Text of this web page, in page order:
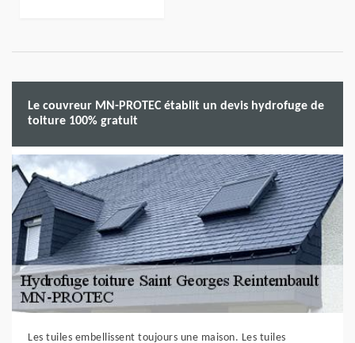
Le couvreur MN-PROTEC établit un devis hydrofuge de
toiture 100% gratuit
Les tuiles embellissent toujours une maison. Les tuiles